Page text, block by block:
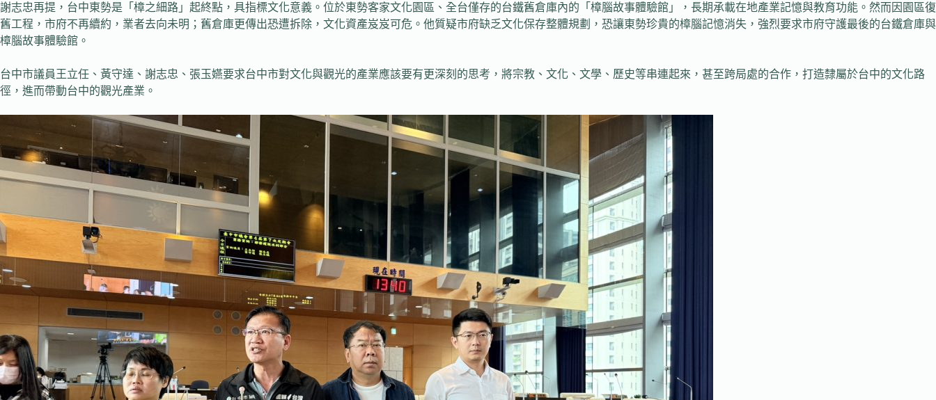
謝志忠再提，台中東勢是「樟之細路」起終點，具指標文化意義。位於東勢客家文化園區、全台僅存的台鐵舊倉庫內的「樟腦故事體驗館」，長期承載在地產業記憶與教育功能。然而因園區復
舊工程，市府不再續約，業者去向未明；舊倉庫更傳出恐遭拆除，文化資產岌岌可危。他質疑市府缺乏文化保存整體規劃，恐讓東勢珍貴的樟腦記憶消失，強烈要求市府守護最後的台鐵倉庫與
樟腦故事體驗館。
台中市議員王立任、黃守達、謝志忠、張玉嬿要求台中市對文化與觀光的產業應該要有更深刻的思考，將宗教、文化、文學、歷史等串連起來，甚至跨局處的合作，打造隸屬於台中的文化路
徑，進而帶動台中的觀光產業。